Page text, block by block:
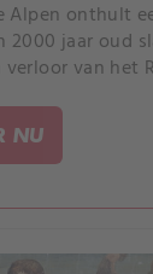
Alpen onthult
2000 jaar oud
van het
Salomon
NU